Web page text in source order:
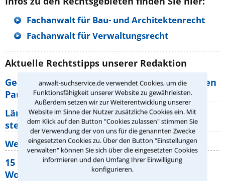
anwalt-suchservice.de verwendet Cookies, um die
Funktionsfähigkeit unserer Website zu gewährleisten.
Außerdem setzen wir zur Weiterentwicklung unserer
Website im Sinne der Nutzer zusätzliche Cookies ein. Mit
dem Klick auf den Button "Cookies zulassen" stimmen Sie
der Verwendung der von uns für die genannten Zwecke
eingesetzten Cookies zu. Über den Button "Einstellungen
verwalten" können Sie sich über die eingesetzten Cookies
informieren und den Umfang Ihrer Einwilligung
konfigurieren.
Fachanwalt für Bau- und Architektenrecht
Fachanwalt für Verwaltungsrecht
Aktuelle Rechtstipps unserer Redaktion
Geänderte Abflugzeiten: Welche Rechte haben
Pauschalurlauber?
Lärm von den Nachbarn: Welche Rechte
stehen mir zu?
Wer muss Zweitwohnungssteuer zahlen?
15 elementare Rechte, die jeder
Wohnungseigentümer kennen sollte